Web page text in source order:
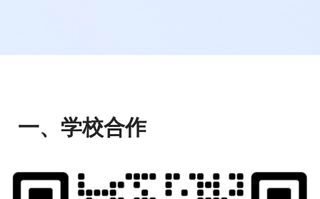
一、学校合作